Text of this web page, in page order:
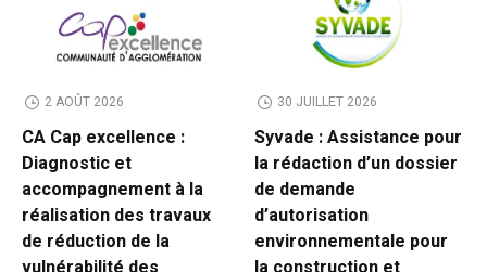
2 AOÛT 2026
CA Cap excellence :
Diagnostic et
accompagnement à la
réalisation des travaux
de réduction de la
30 JUILLET 2026
Syvade : Assistance pour
la rédaction d’un dossier
de demande
d’autorisation
environnementale pour